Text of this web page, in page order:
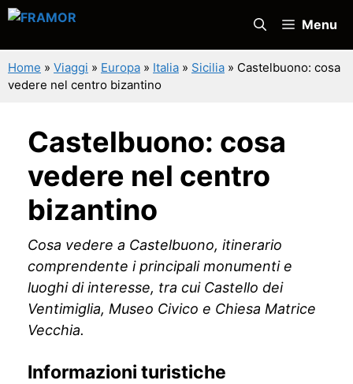
Vai
contenuto
Menu
Home » Viaggi » Europa » Italia » Sicilia » Castelbuono: cosa
vedere nel centro bizantino
Castelbuono: cosa
vedere nel centro
bizantino
Cosa vedere a Castelbuono, itinerario
comprendente i principali monumenti e
luoghi di interesse, tra cui Castello dei
Ventimiglia, Museo Civico e Chiesa Matrice
Vecchia.
Informazioni turistiche